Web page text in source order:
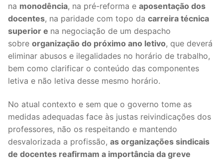
na monodência, na pré-reforma e aposentação dos
docentes, na paridade com topo da carreira técnica
superior e na negociação de um despacho
sobre organização do próximo ano letivo, que deverá
eliminar abusos e ilegalidades no horário de trabalho,
bem como clarificar o conteúdo das componentes
letiva e não letiva desse mesmo horário.
No atual contexto e sem que o governo tome as
medidas adequadas face às justas reivindicações dos
professores, não os respeitando e mantendo
desvalorizada a profissão, as organizações sindicais
de docentes reafirmam a importância da greve